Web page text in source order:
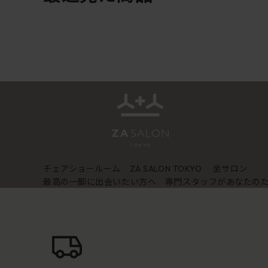
チェアショールーム ZA SALON TOKYO
坐サロン
最高の一脚に出会いたい方へ 専門スタッフがあなたの